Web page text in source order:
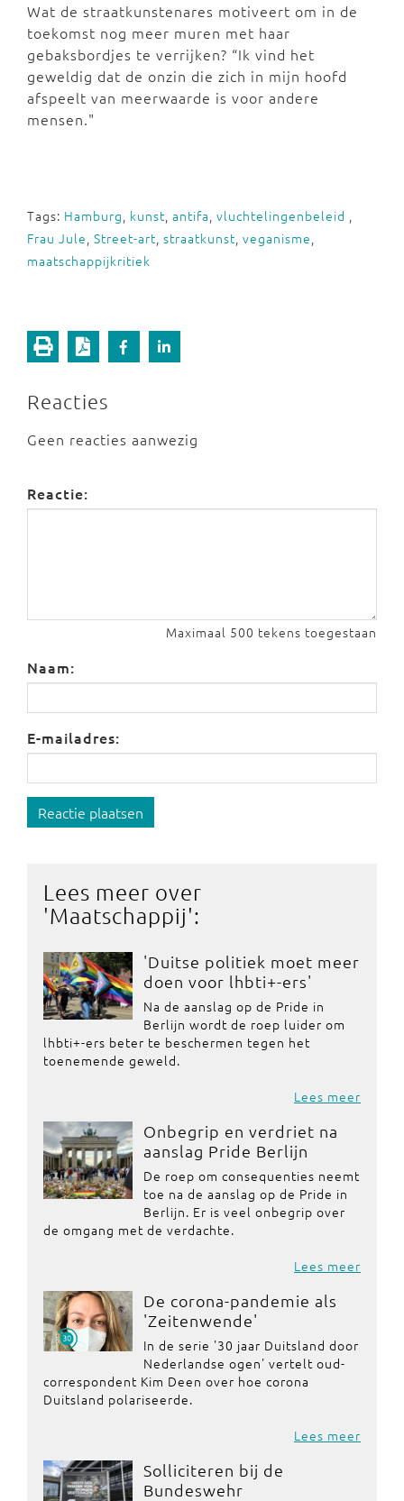
Wat de straatkunstenares motiveert om in de
toekomst nog meer muren met haar
gebaksbordjes te verrijken? “Ik vind het
geweldig dat de onzin die zich in mijn hoofd
afspeelt van meerwaarde is voor andere
mensen."
Tags: Hamburg kunst antifa vluchtelingenbeleid
Frau Jule Street-art straatkunst veganisme
maatschappijkritiek
Reacties
Geen reacties aanwezig
Reactie:
Maximaal 500 tekens toegestaan
Naam:
E-mailadres:
Reactie plaatsen
Lees meer over
'Maatschappij':
'Duitse politiek moet meer
doen voor lhbti+-ers'
Na de aanslag op de Pride in
Berlijn wordt de roep luider om
lhbti+-ers beter te beschermen tegen het
toenemende geweld.
Lees meer
Onbegrip en verdriet na
aanslag Pride Berlijn
De roep om consequenties neemt
toe na de aanslag op de Pride in
Berlijn. Er is veel onbegrip over
de omgang met de verdachte.
Lees meer
De corona-pandemie als
'Zeitenwende'
In de serie '30 jaar Duitsland door
Nederlandse ogen' vertelt oud-
correspondent Kim Deen over hoe corona
Duitsland polariseerde.
Lees meer
Solliciteren bij de
Bundeswehr